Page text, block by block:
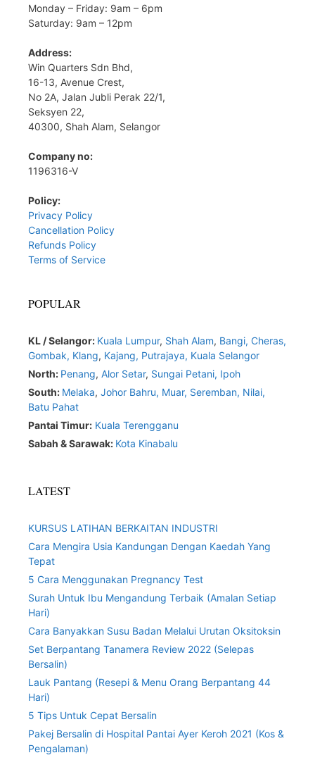
Monday – Friday: 9am – 6pm
Saturday: 9am – 12pm
Address:
Win Quarters Sdn Bhd,
16-13, Avenue Crest,
No 2A, Jalan Jubli Perak 22/1,
Seksyen 22,
40300, Shah Alam, Selangor
Company no:
1196316-V
Policy:
Privacy Policy
Cancellation Policy
Refunds Policy
Terms of Service
POPULAR
KL / Selangor: Kuala Lumpur, Shah Alam, Bangi, Cheras,
Gombak, Klang, Kajang, Putrajaya, Kuala Selangor
North: Penang, Alor Setar, Sungai Petani, Ipoh
South: Melaka, Johor Bahru, Muar, Seremban, Nilai,
Batu Pahat
Pantai Timur: Kuala Terengganu
Sabah & Sarawak: Kota Kinabalu
LATEST
KURSUS LATIHAN BERKAITAN INDUSTRI
Cara Mengira Usia Kandungan Dengan Kaedah Yang
Tepat
5 Cara Menggunakan Pregnancy Test
Surah Untuk Ibu Mengandung Terbaik (Amalan Setiap
Hari)
Cara Banyakkan Susu Badan Melalui Urutan Oksitoksin
Set Berpantang Tanamera Review 2022 (Selepas
Bersalin)
Lauk Pantang (Resepi & Menu Orang Berpantang 44
Hari)
5 Tips Untuk Cepat Bersalin
Pakej Bersalin di Hospital Pantai Ayer Keroh 2021 (Kos &
Pengalaman)